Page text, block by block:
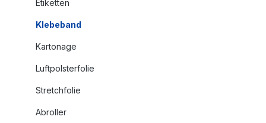
Etiketten
Klebeband
Kartonage
Luftpolsterfolie
Stretchfolie
Abroller